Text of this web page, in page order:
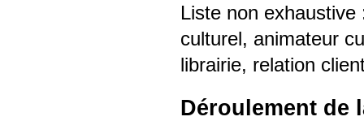
Liste non
culturel, animateur
librairie, relation
Déroulement de